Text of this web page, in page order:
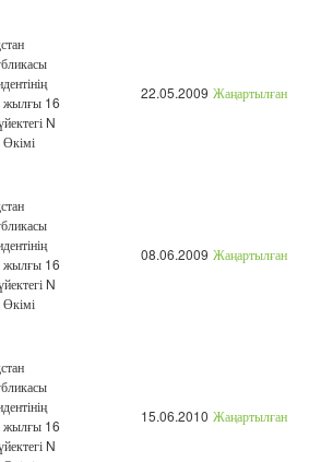
жылғы 16
N
22.05.2009 Жаңартылған
жылғы 16
N
08.06.2009 Жаңартылған
жылғы 16
N
15.06.2010 Жаңартылған